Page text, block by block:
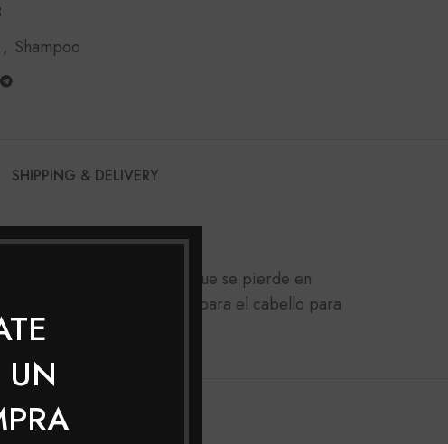
, Shampoo
SHIPPING & DELIVERY
POS-QUIMICA
devuelve la masa capilar que se pierde en
por las químicas y prepara el cabello para